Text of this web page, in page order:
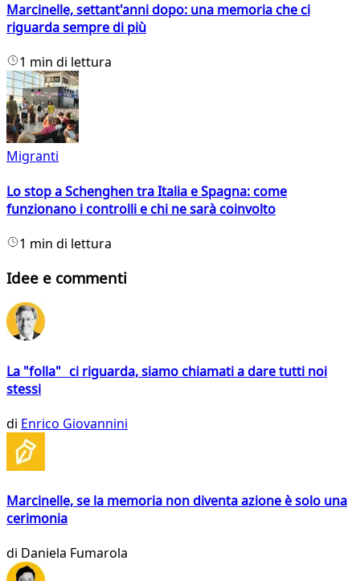
Marcinelle, settant'anni dopo: una memoria che ci
riguarda sempre di più
1 min di lettura
Migranti
Lo stop a Schenghen tra Italia e Spagna: come
funzionano i controlli e chi ne sarà coinvolto
1 min di lettura
Idee e commenti
La "folla" ci riguarda, siamo chiamati a dare tutti noi
stessi
di Enrico Giovannini
Marcinelle, se la memoria non diventa azione è solo una
cerimonia
di Daniela Fumarola